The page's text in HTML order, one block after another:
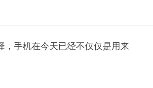
，手机在今天已经不仅仅是用来